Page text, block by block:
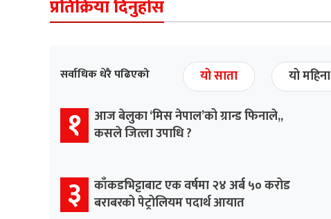
प्रतिक्रिया दिनुहोस
सर्वाधिक धेरै पढिएको यो साता यो महिना
१ आज बेलुका ‘मिस नेपाल’को ग्रान्ड फिनाले,,
कसले जित्ला उपाधि ?
३ काँकडभिट्टाबाट एक वर्षमा २४ अर्ब ५० करोड
बराबरको पेट्रोलियम पदार्थ आयात